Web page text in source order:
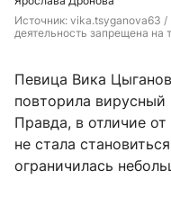
Источник: vika.tsyganova63 /
деятельность запрещена на
Певица Вика
повторила вирусный
Правда, в отличие
не стала
ограничилась